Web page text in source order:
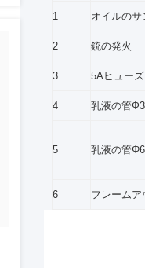
1 オイルの
2 銃の発火
3 5Aヒュー
4 乳液の管Ф
5 乳液の管Φ6
6 フレームア